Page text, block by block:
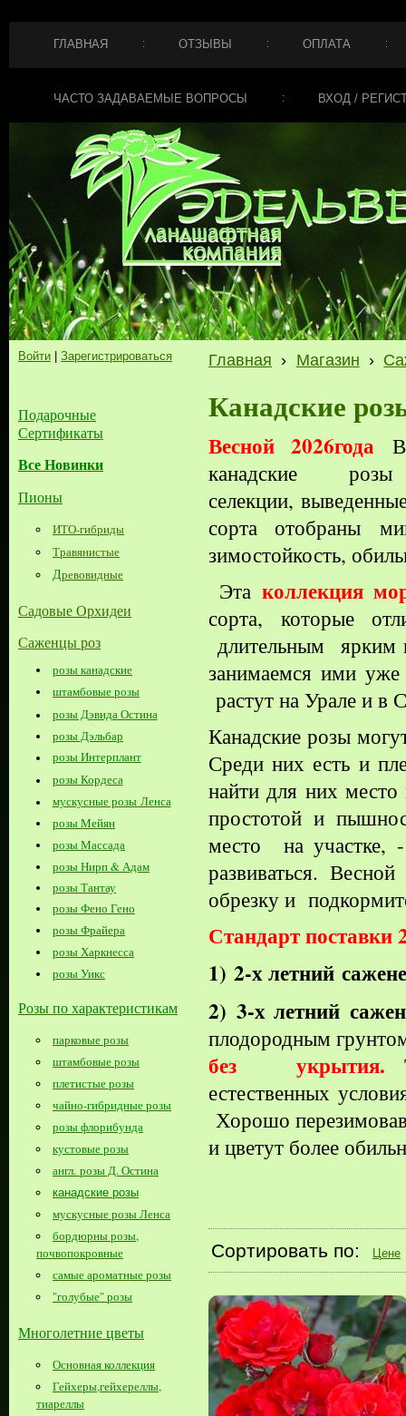
ГЛАВНАЯ ОТЗЫВЫ ОПЛАТА
ЧАСТО ЗАДАВАЕМЫЕ ВОПРОСЫ ВХОД /
Войти Зарегистрироваться
Подарочные
Сертификаты
Все Новинки
Пионы
ИТО-гибриды
Травянистые
Древовидные
Садовые Орхидеи
Саженцы роз
розы канадские
штамбовые розы
розы Дэвида Остина
розы Дэльбар
розы Интерплант
розы Кордеса
мускусные розы Ленса
розы Мейян
розы Массада
розы Нирп & Адам
розы Тантау
розы Фено Гено
розы Фрайера
розы Харкнесса
розы Уикс
Розы по характеристикам
парковые розы
штамбовые розы
плетистые розы
чайно-гибридные розы
розы флорибунда
кустовые розы
англ. розы Д. Остина
канадские розы
мускусные розы Ленса
бордюрны розы,
почвопокровные
самые ароматные розы
"голубые" розы
Многолетние цветы
Основная коллекция
Гейхеры,гейхереллы,
тиареллы
Главная › Магазин ›
Канадские
Весной 2026года
канадские
селекции,
сорта отобраны
зимостойкость,
Этаколлекция
сорта, которые
длительным ярким
занимаемся ими
растут на Урале и в
Канадские розы
Среди них есть и
найти для них
простотой и
место на
развиваться.
обрезку и
Стандарт поставки
1) 2-х летний
2) 3-х летний
плодородным
без укрытия.
естественных
Хорошо
и цветут более
Сортировать по: Цене